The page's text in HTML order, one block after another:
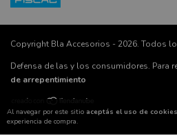
Al navegar por este sitio aceptás el uso de cookies
experiencia de compra.
Copyright Bla Accesorios - 2026. Todos
Defensa de las y los consumidores. Para
de arrepentimiento